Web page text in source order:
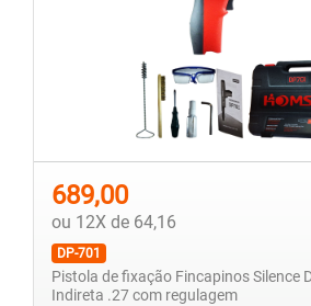
689,00
ou 12X de 64,16
DP-701
Pistola de fixação Fincapinos Silence
Indireta .27 com regulagem